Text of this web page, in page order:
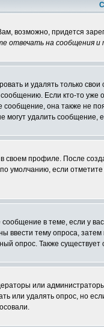
возможно, придется
отвечать на сообщения и
и удалять только
Если кто-то уже
она также не
удалить сообщение,
своем профиле. После
умолчанию, если
сообщение в теме, если
ввести тему опроса,
опрос. Также
или
или удалять опрос, но